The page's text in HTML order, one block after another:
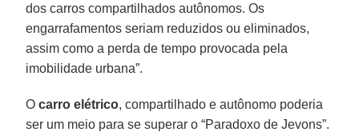
dos carros compartilhados autônomos. Os
engarrafamentos seriam reduzidos ou eliminados,
assim como a perda de tempo provocada pela
imobilidade urbana”.
Ocarro elétrico, compartilhado e autônomo poderia
ser um meio para se superar o “Paradoxo de Jevons”.